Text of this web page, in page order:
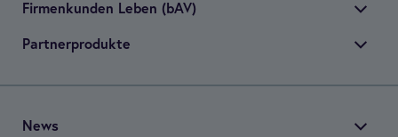
Fir­men­kun­den Leben (bAV)
Part­ner­pro­dukte
News